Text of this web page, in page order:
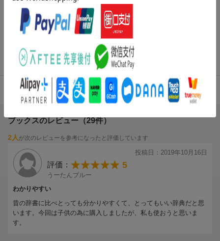
変化する社会状況に合わせた語彙を収録。
＜オールカラー口絵＞
イラストを見ながら単語が覚えられるコーナーや、役に立つ基
本フレーズ、ホームステイ英会話、日本を英語で紹介する表現、
トラベル英語、メールの書き方などの情報が充実。
商品レビュー（29件）
総合評価： 4.83
ブックスのレビュー（29件）
2人が次のレビューを参考になったと評価しています
投稿日：2019年10月16日
評価： 5
うーたんブルー
わかりやすい
昔の辞書に比べとっても分かりやすくて、とってもいい辞典だと思
います。今回は子供の為に購入しましたが、私も使おうと思いま
す。